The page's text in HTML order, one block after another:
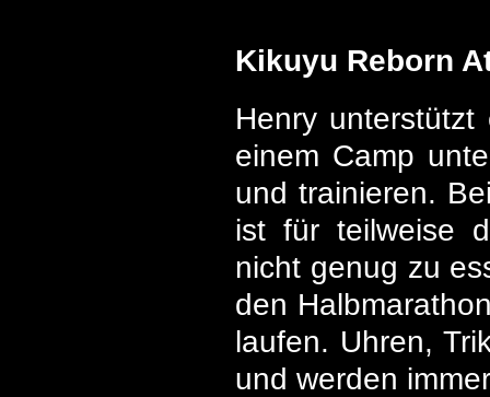
Kikuyu Reborn
Henry
einem Camp
und trainieren.
ist für teilweise
nicht genug zu
den
laufen. Uhren,
und werden